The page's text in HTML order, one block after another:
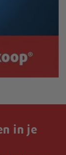
in je